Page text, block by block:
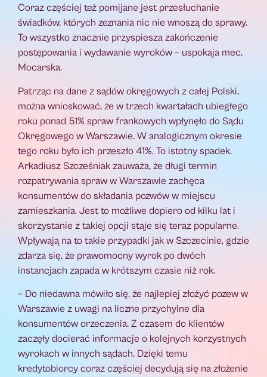
Coraz częściej też pomijane jest przesłuchanie
świadków, których zeznania nic nie wnoszą do sprawy.
To wszystko znacznie przyspiesza zakończenie
postępowania i wydawanie wyroków – uspokaja mec.
Mocarska.
Patrząc na dane z sądów okręgowych z całej Polski,
można wnioskować, że w trzech kwartałach ubiegłego
roku ponad 51% spraw frankowych wpłynęło do Sądu
Okręgowego w Warszawie. W analogicznym okresie
tego roku było ich przeszło 41%. To istotny spadek.
Arkadiusz Szcześniak zauważa, że długi termin
rozpatrywania spraw w Warszawie zachęca
konsumentów do składania pozwów w miejscu
zamieszkania. Jest to możliwe dopiero od kilku lat i
skorzystanie z takiej opcji staje się teraz popularne.
Wpływają na to takie przypadki jak w Szczecinie, gdzie
zdarza się, że prawomocny wyrok po dwóch
instancjach zapada w krótszym czasie niż rok.
– Do niedawna mówiło się, że najlepiej złożyć pozew w
Warszawie z uwagi na liczne przychylne dla
konsumentów orzeczenia. Z czasem do klientów
zaczęły docierać informacje o kolejnych korzystnych
wyrokach w innych sądach. Dzięki temu
kredytobiorcy coraz częściej decydują się na złożenie